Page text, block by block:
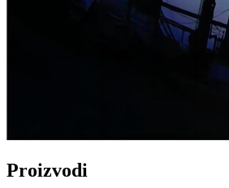
Proizvodi